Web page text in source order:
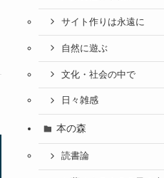
サイト作りは永遠に
自然に遊ぶ
文化・社会の中で
日々雑感
本の森
読書論